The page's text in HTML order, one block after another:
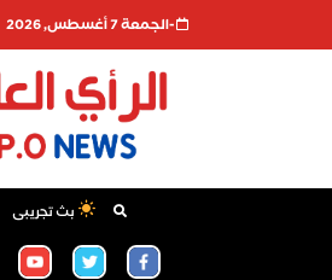
-الجمعة 7 أغسطس, 2026
بث تجريبى